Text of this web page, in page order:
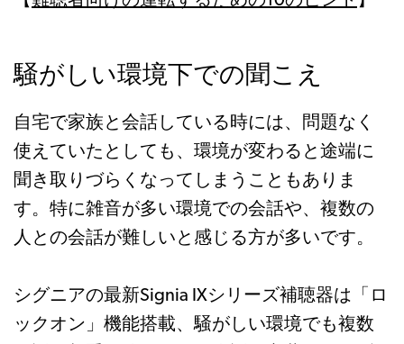
騒がしい環境下での聞こえ
自宅で家族と会話している時には、問題なく
使えていたとしても、環境が変わると途端に
聞き取りづらくなってしまうこともありま
す。特に雑音が多い環境での会話や、複数の
人との会話が難しいと感じる方が多いです。
シグニアの最新Signia IXシリーズ補聴器は「ロ
ックオン」機能搭載、騒がしい環境でも複数